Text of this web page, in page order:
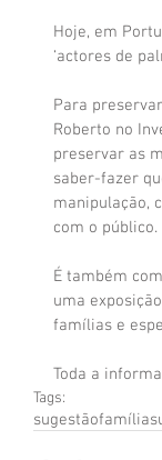
Hoje, em
‘actores de
Para
Roberto no
preservar as
saber-fazer
manipulação,
com o público.
É também
uma
famílias e
Toda a
Tags:
sugestãofamília